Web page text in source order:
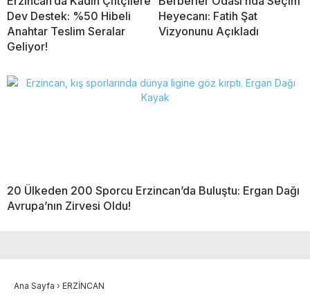
Dev Destek: %50 Hibeli
Anahtar Teslim Seralar
Geliyor!
Heyecanı: Fatih Şat
Vizyonunu Açıkladı
20 Ülkeden 200 Sporcu Erzincan’da Buluştu: Ergan Dağı
Avrupa’nın Zirvesi Oldu!
Ana Sayfa › ERZİNCAN